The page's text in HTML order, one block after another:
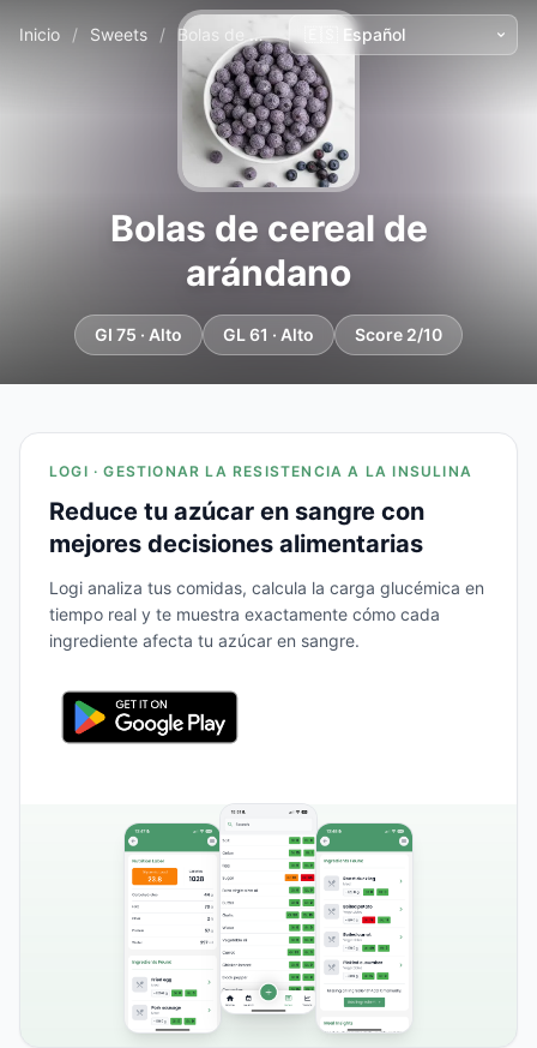
Inicio / Sweets / Bolas de cereal de arándano
Bolas de cereal de
arándano
GI 75 · Alto GL 61 · Alto Score 2/10
LOGI · GESTIONAR LA RESISTENCIA A LA INSULINA
Reduce tu azúcar en sangre con
mejores decisiones alimentarias
Logi analiza tus comidas, calcula la carga glucémica en
tiempo real y te muestra exactamente cómo cada
ingrediente afecta tu azúcar en sangre.